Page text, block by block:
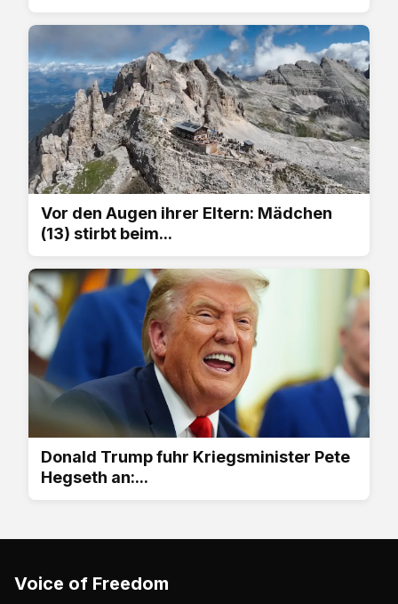
Vor den Augen ihrer Eltern: Mädchen
(13) stirbt beim...
Donald Trump fuhr Kriegsminister Pete
Hegseth an:...
Voice of Freedom